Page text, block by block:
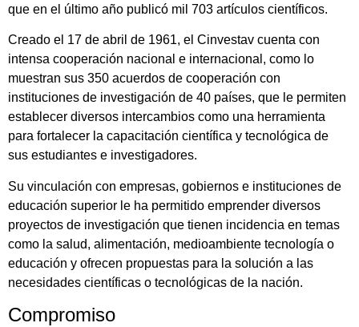
que en el último año publicó mil 703 artículos científicos.
Creado el 17 de abril de 1961, el Cinvestav cuenta con
intensa cooperación nacional e internacional, como lo
muestran sus 350 acuerdos de cooperación con
instituciones de investigación de 40 países, que le permiten
establecer diversos intercambios como una herramienta
para fortalecer la capacitación científica y tecnológica de
sus estudiantes e investigadores.
Su vinculación con empresas, gobiernos e instituciones de
educación superior le ha permitido emprender diversos
proyectos de investigación que tienen incidencia en temas
como la salud, alimentación, medioambiente tecnología o
educación y ofrecen propuestas para la solución a las
necesidades científicas o tecnológicas de la nación.
Compromiso